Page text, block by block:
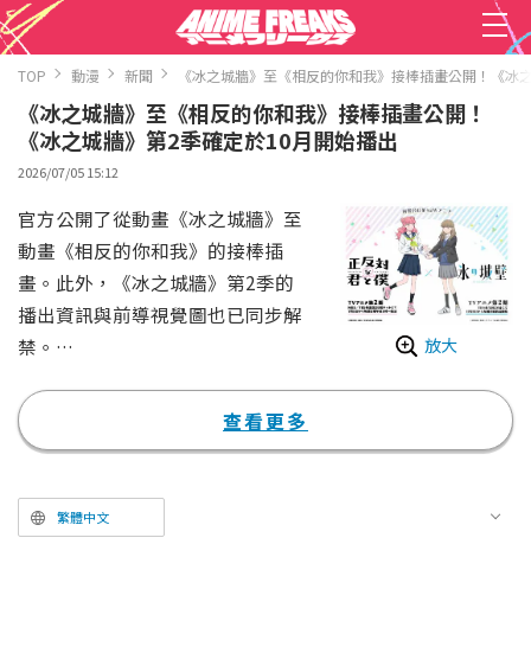
TOP 動漫 新聞 《冰之城牆》至《相反的你和我》接棒插畫公開！《
《冰之城牆》至《相反的你和我》接棒插畫公開！
《冰之城牆》第2季確定於10月開始播出
2026/07/05 15:12
放大
官方公開了從動畫《冰之城牆》至
動畫《相反的你和我》的接棒插
畫。此外，《冰之城牆》第2季的
播出資訊與前導視覺圖也已同步解
禁。
漫畫作品（集英社 Jump Comics
出版）。故事描寫不擅長與人交
高中生・冰川小雪，以及毫無距離
感的男子・雨宮湊等人之間，令人
查看更多
繁體中文